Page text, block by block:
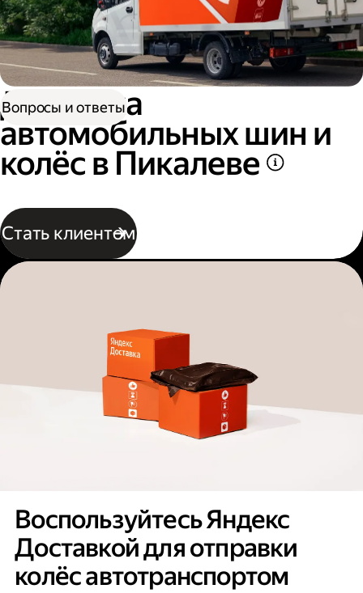
Доставка
автомобильных шин и
колёс в Пикалеве
Стать клиентом
Вопросы и ответы
Воспользуйтесь Яндекс
Доставкой для отправки
колёс автотранспортом